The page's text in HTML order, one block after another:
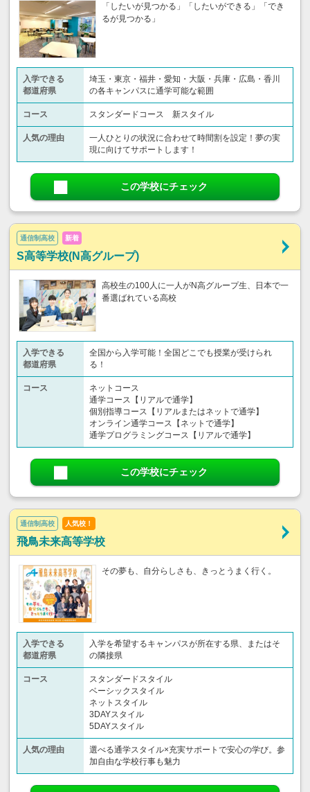
「したいが見つかる」「したいができる」「でき
るが見つかる」
入学できる
都道府県
埼玉・東京・福井・愛知・大阪・兵庫・広島・香川
の各キャンパスに通学可能な範囲
コース スタンダードコース 新スタイル
人気の理由
一人ひとりの状況に合わせて時間割を設定！夢の実
現に向けてサポートします！
この学校にチェック
通信制高校 新着
S高等学校(N高グループ)
高校生の100人に一人がN高グループ生、日本で一
番選ばれている高校
入学できる
都道府県
全国から入学可能！全国どこでも授業が受けられ
る！
コース
ネットコース
通学コース【リアルで通学】
個別指導コース【リアルまたはネットで通学】
オンライン通学コース【ネットで通学】
通学プログラミングコース【リアルで通学】
この学校にチェック
通信制高校 人気校！
飛鳥未来高等学校
その夢も、自分らしさも、きっとうまく行く。
入学できる
都道府県
入学を希望するキャンパスが所在する県、またはそ
の隣接県
コース
スタンダードスタイル
ベーシックスタイル
ネットスタイル
3DAYスタイル
5DAYスタイル
人気の理由
選べる通学スタイル×充実サポートで安心の学び。参
加自由な学校行事も魅力